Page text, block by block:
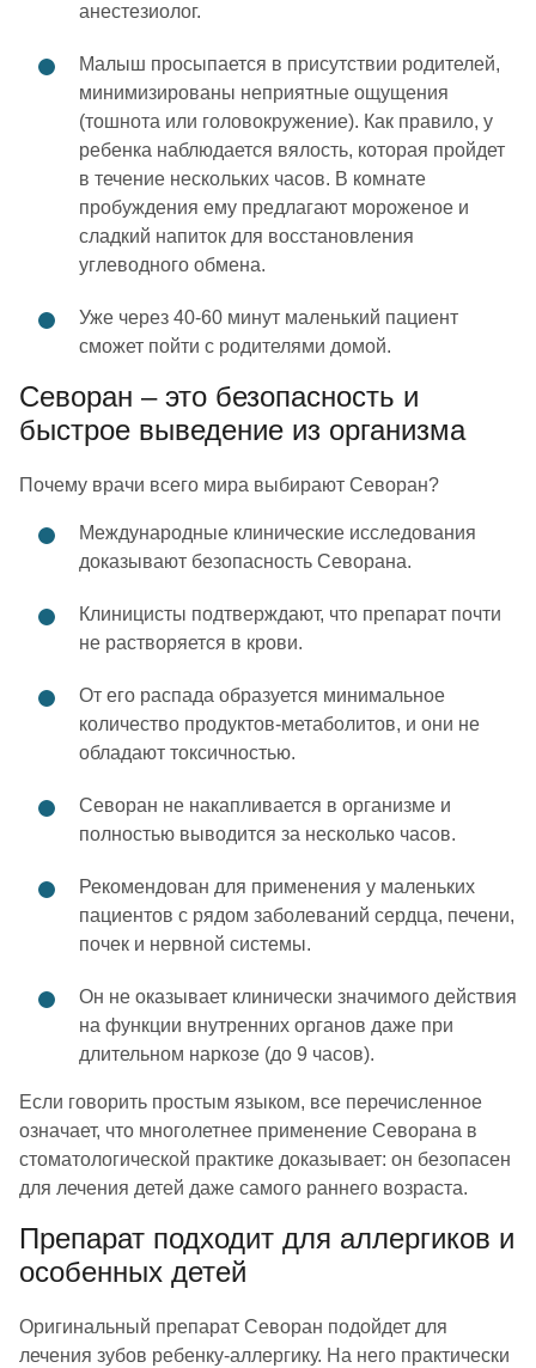
анестезиолог.
Малыш просыпается в присутствии родителей,
минимизированы неприятные ощущения
(тошнота или головокружение). Как правило, у
ребенка наблюдается вялость, которая пройдет
в течение нескольких часов. В комнате
пробуждения ему предлагают мороженое и
сладкий напиток для восстановления
углеводного обмена.
Уже через 40-60 минут маленький пациент
сможет пойти с родителями домой.
Севоран – это безопасность и
быстрое выведение из организма
Почему врачи всего мира выбирают Севоран?
Международные клинические исследования
доказывают безопасность Севорана.
Клиницисты подтверждают, что препарат почти
не растворяется в крови.
От его распада образуется минимальное
количество продуктов-метаболитов, и они не
обладают токсичностью.
Севоран не накапливается в организме и
полностью выводится за несколько часов.
Рекомендован для применения у маленьких
пациентов с рядом заболеваний сердца, печени,
почек и нервной системы.
Он не оказывает клинически значимого действия
на функции внутренних органов даже при
длительном наркозе (до 9 часов).
Если говорить простым языком, все перечисленное
означает, что многолетнее применение Севорана в
стоматологической практике доказывает: он безопасен
для лечения детей даже самого раннего возраста.
Препарат подходит для аллергиков и
особенных детей
Оригинальный препарат Севоран подойдет для
лечения зубов ребенку-аллергику. На него практически